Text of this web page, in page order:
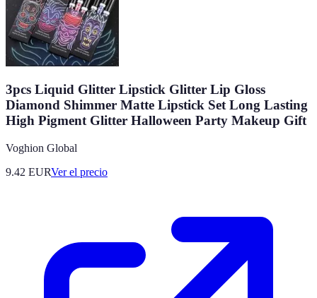
3pcs Liquid Glitter Lipstick Glitter Lip Gloss
Diamond Shimmer Matte Lipstick Set Long Lasting
High Pigment Glitter Halloween Party Makeup Gift
Voghion Global
9.42 EURVer el precio